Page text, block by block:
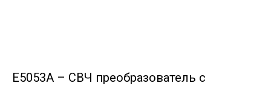
E5053A – СВЧ преобразователь с